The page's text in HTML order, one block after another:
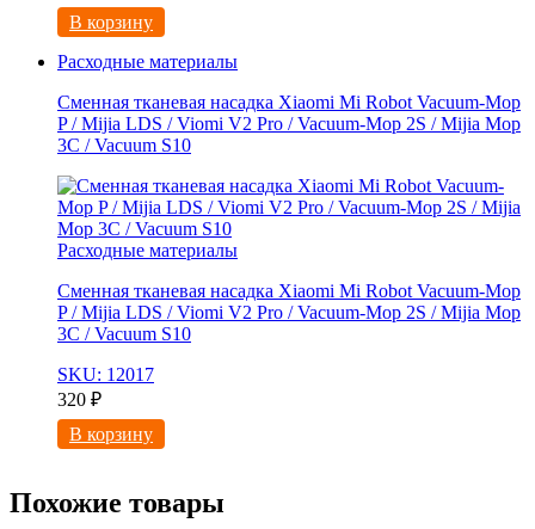
В корзину
Расходные материалы
Сменная тканевая насадка Xiaomi Mi Robot Vacuum-Mop
P / Mijia LDS / Viomi V2 Pro / Vacuum-Mop 2S / Mijia Mop
3C / Vacuum S10
Расходные материалы
Сменная тканевая насадка Xiaomi Mi Robot Vacuum-Mop
P / Mijia LDS / Viomi V2 Pro / Vacuum-Mop 2S / Mijia Mop
3C / Vacuum S10
SKU: 12017
320 ₽
В корзину
Похожие товары